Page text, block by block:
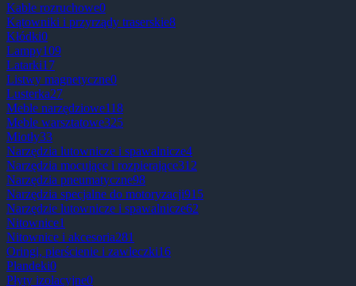
Kable rozruchowe0
Kątowniki i przyrządy traserskie8
Kłódki0
Lampy109
Latarki17
Listwy magnetyczne0
Lusterka27
Meble narzędziowe118
Meble warsztatowe325
Miotły33
Narzędzia lutownicze i spawalnicze4
Narzędzia mocujące i rozpierające312
Narzędzia pneumatyczne98
Narzędzia specjalne do motoryzacji915
Narzędzie lutownicze i spawalnicze62
Nitownice1
Nitownice i akcesoria281
Oringi, pierścienie i zawleczki16
Plandeki0
Płyty izolacyjne0